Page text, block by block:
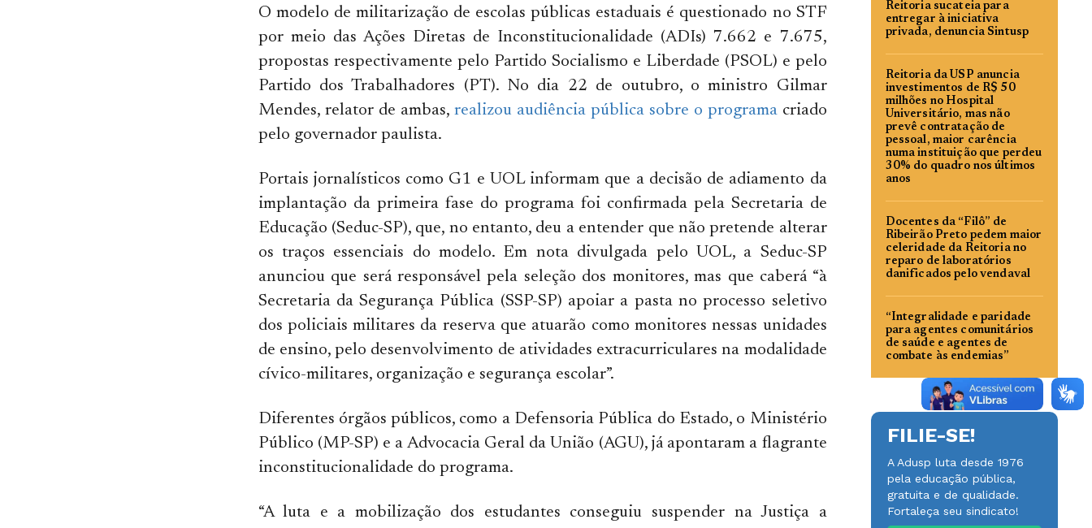
O modelo de militarização de escolas públicas estaduais é questionado no STF
por meio das Ações Diretas de Inconstitucionalidade (ADIs) 7.662 e 7.675,
propostas respectivamente pelo Partido Socialismo e Liberdade (PSOL) e pelo
Partido dos Trabalhadores (PT). No dia 22 de outubro, o ministro Gilmar
Mendes, relator de ambas, realizou audiência pública sobre o programacriado
pelo governador paulista.
Portais jornalísticos como G1 e UOL informam que a decisão de adiamento da
implantação da primeira fase do programa foi confirmada pela Secretaria de
Educação (Seduc-SP), que, no entanto, deu a entender que não pretende alterar
os traços essenciais do modelo. Em nota divulgada pelo UOL, a Seduc-SP
anunciou que será responsável pela seleção dos monitores, mas que caberá “à
Secretaria da Segurança Pública (SSP-SP) apoiar a pasta no processo seletivo
dos policiais militares da reserva que atuarão como monitores nessas unidades
de ensino, pelo desenvolvimento de atividades extracurriculares na modalidade
cívico-militares, organização e segurança escolar”.
Diferentes órgãos públicos, como a Defensoria Pública do Estado, o Ministério
Público (MP-SP) e a Advocacia Geral da União (AGU), já apontaram a flagrante
inconstitucionalidade do programa.
“A luta e a mobilização dos estudantes conseguiu suspender na Justiça a
Reitoria sucateia para
entregar à iniciativa
privada, denuncia Sintusp
Reitoria da USP anuncia
investimentos de R$ 50
milhões no Hospital
Universitário, mas não
prevê contratação de
pessoal, maior carência
numa instituição que perdeu
30% do quadro nos últimos
anos
Docentes da “Filô” de
Ribeirão Preto pedem maior
celeridade da Reitoria no
reparo de laboratórios
danificados pelo vendaval
“Integralidade e paridade
para agentes comunitários
de saúde e agentes de
combate às endemias”
FILIE-SE!
A Adusp luta desde 1976
pela educação pública,
gratuita e de qualidade.
Fortaleça seu sindicato!